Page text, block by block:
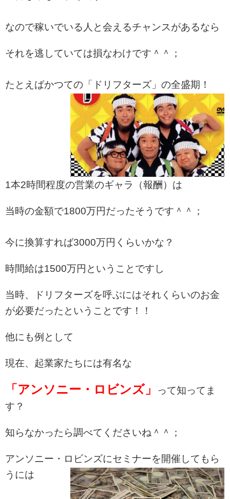
なので稼いでいる人と会えるチャンスがあるなら
それを逃していては損なわけです＾＾；
たとえばかつての「ドリフターズ」の全盛期！
1本2時間程度の営業のギャラ（報酬）は
当時の金額で1800万円だったそうです＾＾；
今に換算すれば3000万円くらいかな？
時間給は1500万円ということですし
当時、ドリフターズを呼ぶにはそれくらいのお金
が必要だったということです！！
他にも例として
現在、起業家たちには有名な
「アンソニー・ロビンズ」
って知ってま
す？
知らなかったら調べてくださいね＾＾；
アンソニー・ロビンズにセミナーを開催してもら
うには